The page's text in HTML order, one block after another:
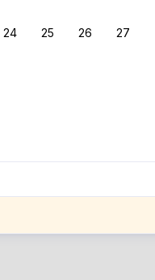
24 25 26 27